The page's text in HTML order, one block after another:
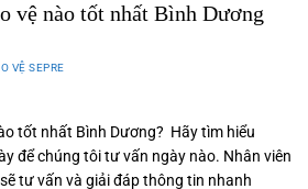
vệ nào tốt nhất Bình Dương
VỆ SEPRE
tốt nhất Bình Dương? Hãy tìm hiểu
để chúng tôi tư vấn ngày nào. Nhân viên
tư vấn và giải đáp thông tin nhanh